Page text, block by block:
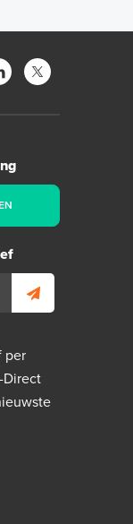
per
Direct